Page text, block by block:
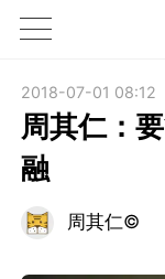
1X
2018-07-01 08:12
周其仁：
融
周其仁©